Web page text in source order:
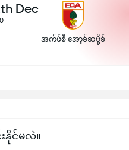
Dec
အက်ဖ်စီ အော့ခ်ဆဗို့ခ်
င်မလဲ။